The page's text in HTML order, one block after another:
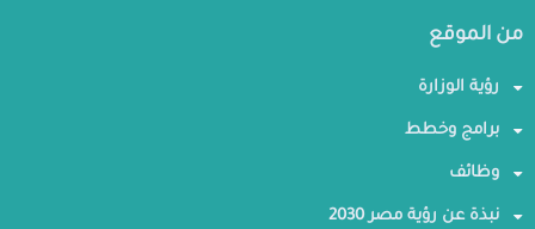
من الموقع
رؤية الوزارة
برامج وخطط
وظائف
نبذة عن رؤية مصر 2030